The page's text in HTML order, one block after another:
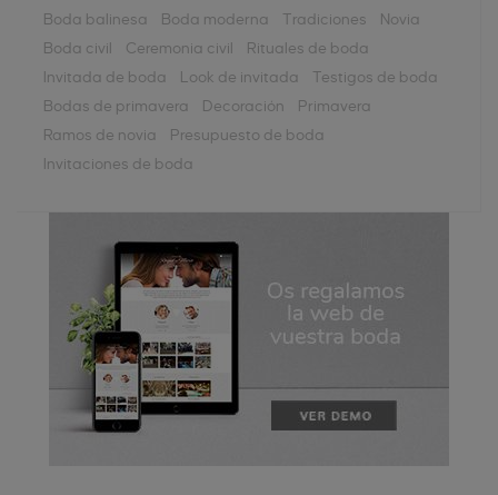
Boda balinesa
Boda moderna Tradiciones
Novia
Boda civil
Ceremonia civil
Rituales de boda
Invitada de boda
Look de invitada
Testigos de boda
Bodas de primavera
Decoración
Primavera
Ramos de novia
Presupuesto de boda
Invitaciones de boda